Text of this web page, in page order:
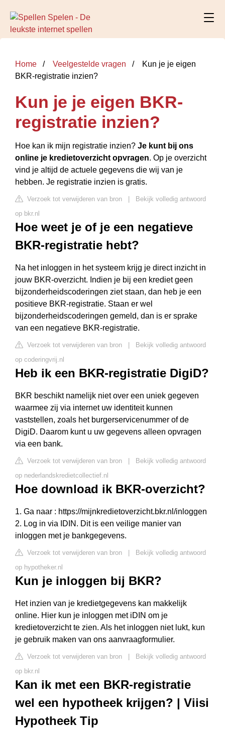
Home Veelgestelde vragen
Kun je je eigen
BKR-registratie inzien?
Kun je je eigen BKR-
registratie inzien?
Hoe kan ik mijn registratie inzien? Je kunt bij ons
online je kredietoverzicht opvragen. Op je overzicht
vind je altijd de actuele gegevens die wij van je
hebben. Je registratie inzien is gratis.
Verzoek tot verwijderen van bron
Bekijk volledig antwoord
op bkr.nl
Hoe weet je of je een negatieve
BKR-registratie hebt?
Na het inloggen in het systeem krijg je direct inzicht in
jouw BKR-overzicht. Indien je bij een krediet geen
bijzonderheidscoderingen ziet staan, dan heb je een
positieve BKR-registratie. Staan er wel
bijzonderheidscoderingen gemeld, dan is er sprake
van een negatieve BKR-registratie.
Verzoek tot verwijderen van bron
Bekijk volledig antwoord
op coderingvrij.nl
Heb ik een BKR-registratie DigiD?
BKR beschikt namelijk niet over een uniek gegeven
waarmee zij via internet uw identiteit kunnen
vaststellen, zoals het burgerservicenummer of de
DigiD. Daarom kunt u uw gegevens alleen opvragen
via een bank.
Verzoek tot verwijderen van bron
Bekijk volledig antwoord
op nederlandskredietcollectief.nl
Hoe download ik BKR-overzicht?
1. Ga naar : https://mijnkredietoverzicht.bkr.nl/inloggen
2. Log in via IDIN. Dit is een veilige manier van
inloggen met je bankgegevens.
Verzoek tot verwijderen van bron
Bekijk volledig antwoord
op hypotheker.nl
Kun je inloggen bij BKR?
Het inzien van je kredietgegevens kan makkelijk
online. Hier kun je inloggen met iDIN om je
kredietoverzicht te zien. Als het inloggen niet lukt, kun
je gebruik maken van ons aanvraagformulier.
Verzoek tot verwijderen van bron
Bekijk volledig antwoord
op bkr.nl
Kan ik met een BKR-registratie
wel een hypotheek krijgen? | Viisi
Hypotheek Tip